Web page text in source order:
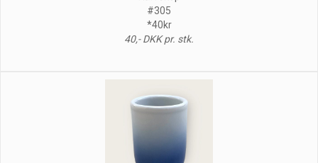
#305
*40kr
40,- DKK pr. stk.